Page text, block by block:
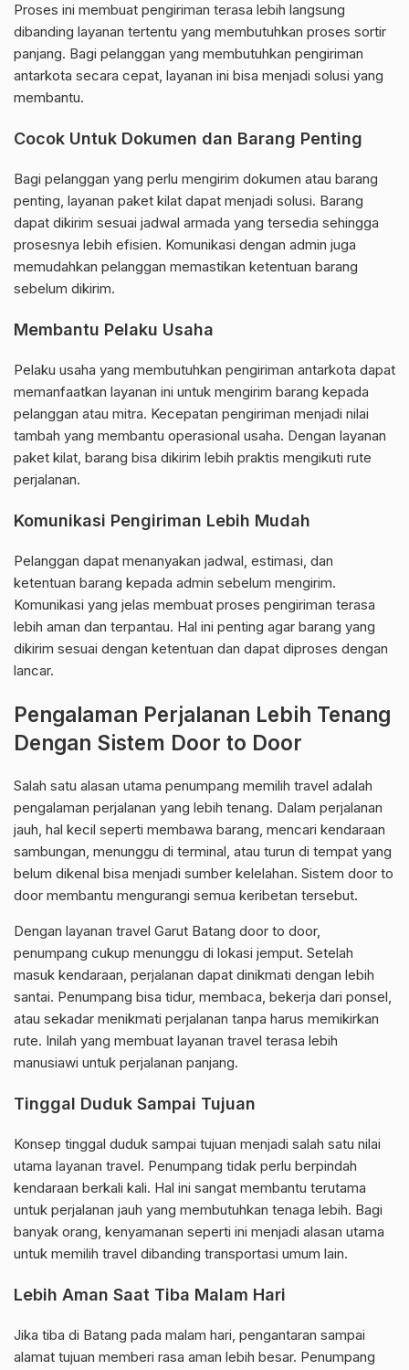
Proses ini membuat pengiriman terasa lebih langsung
dibanding layanan tertentu yang membutuhkan proses sortir
panjang. Bagi pelanggan yang membutuhkan pengiriman
antarkota secara cepat, layanan ini bisa menjadi solusi yang
membantu.
Cocok Untuk Dokumen dan Barang Penting
Bagi pelanggan yang perlu mengirim dokumen atau barang
penting, layanan paket kilat dapat menjadi solusi. Barang
dapat dikirim sesuai jadwal armada yang tersedia sehingga
prosesnya lebih efisien. Komunikasi dengan admin juga
memudahkan pelanggan memastikan ketentuan barang
sebelum dikirim.
Membantu Pelaku Usaha
Pelaku usaha yang membutuhkan pengiriman antarkota dapat
memanfaatkan layanan ini untuk mengirim barang kepada
pelanggan atau mitra. Kecepatan pengiriman menjadi nilai
tambah yang membantu operasional usaha. Dengan layanan
paket kilat, barang bisa dikirim lebih praktis mengikuti rute
perjalanan.
Komunikasi Pengiriman Lebih Mudah
Pelanggan dapat menanyakan jadwal, estimasi, dan
ketentuan barang kepada admin sebelum mengirim.
Komunikasi yang jelas membuat proses pengiriman terasa
lebih aman dan terpantau. Hal ini penting agar barang yang
dikirim sesuai dengan ketentuan dan dapat diproses dengan
lancar.
Pengalaman Perjalanan Lebih Tenang
Dengan Sistem Door to Door
Salah satu alasan utama penumpang memilih travel adalah
pengalaman perjalanan yang lebih tenang. Dalam perjalanan
jauh, hal kecil seperti membawa barang, mencari kendaraan
sambungan, menunggu di terminal, atau turun di tempat yang
belum dikenal bisa menjadi sumber kelelahan. Sistem door to
door membantu mengurangi semua keribetan tersebut.
Dengan layanan travel Garut Batang door to door,
penumpang cukup menunggu di lokasi jemput. Setelah
masuk kendaraan, perjalanan dapat dinikmati dengan lebih
santai. Penumpang bisa tidur, membaca, bekerja dari ponsel,
atau sekadar menikmati perjalanan tanpa harus memikirkan
rute. Inilah yang membuat layanan travel terasa lebih
manusiawi untuk perjalanan panjang.
Tinggal Duduk Sampai Tujuan
Konsep tinggal duduk sampai tujuan menjadi salah satu nilai
utama layanan travel. Penumpang tidak perlu berpindah
kendaraan berkali kali. Hal ini sangat membantu terutama
untuk perjalanan jauh yang membutuhkan tenaga lebih. Bagi
banyak orang, kenyamanan seperti ini menjadi alasan utama
untuk memilih travel dibanding transportasi umum lain.
Lebih Aman Saat Tiba Malam Hari
Jika tiba di Batang pada malam hari, pengantaran sampai
alamat tujuan memberi rasa aman lebih besar. Penumpang